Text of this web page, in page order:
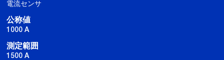
電流センサ
公称値
1000 A
測定範囲
1500 A